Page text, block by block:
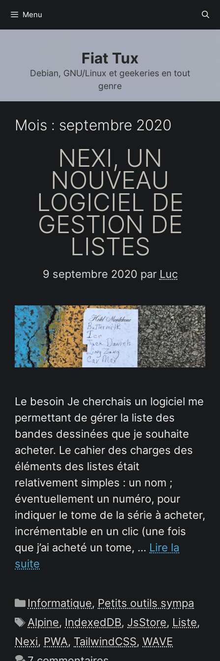
Menu
Fiat Tux
Debian, GNU/Linux et geekeries en tout
genre
Mois : septembre 2020
NEXI, UN
NOUVEAU
LOGICIEL DE
GESTION DE
LISTES
9 septembre 2020 par Luc
Le besoin Je cherchais un logiciel me
permettant de gérer la liste des
bandes dessinées que je souhaite
acheter. Le cahier des charges des
éléments des listes était
relativement simples : un nom ;
éventuellement un numéro, pour
indiquer le tome de la série à acheter,
incrémentable en un clic (une fois
que j’ai acheté un tome, … Lire la
suite
Catégories
Informatique, Petits outils sympa
Étiquettes
Alpine, IndexedDB, JsStore, Liste,
Nexi, PWA, TailwindCSS, WAVE